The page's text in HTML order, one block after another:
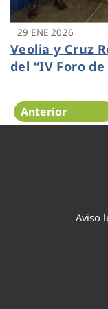
29 ENE 2026
Veolia y Cruz
del “IV Foro
desarrollo en
Anterior
Aviso